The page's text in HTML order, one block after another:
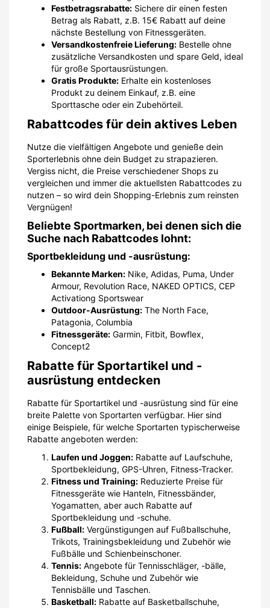
Festbetragsrabatte: Sichere dir einen festen
Betrag als Rabatt, z.B. 15€ Rabatt auf deine
nächste Bestellung von Fitnessgeräten.
Versandkostenfreie Lieferung: Bestelle ohne
zusätzliche Versandkosten und spare Geld, ideal
für große Sportausrüstungen.
Gratis Produkte: Erhalte ein kostenloses
Produkt zu deinem Einkauf, z.B. eine
Sporttasche oder ein Zubehörteil.
Rabattcodes für dein aktives Leben
Nutze die vielfältigen Angebote und genieße dein
Sporterlebnis ohne dein Budget zu strapazieren.
Vergiss nicht, die Preise verschiedener Shops zu
vergleichen und immer die aktuellsten Rabattcodes zu
nutzen – so wird dein Shopping-Erlebnis zum reinsten
Vergnügen!
Beliebte Sportmarken, bei denen sich die
Suche nach Rabattcodes lohnt:
Sportbekleidung und -ausrüstung:
Bekannte Marken: Nike, Adidas, Puma, Under
Armour, Revolution Race, NAKED OPTICS, CEP
Activationg Sportswear
Outdoor-Ausrüstung: The North Face,
Patagonia, Columbia
Fitnessgeräte: Garmin, Fitbit, Bowflex,
Concept2
Rabatte für Sportartikel und -
ausrüstung entdecken
Rabatte für Sportartikel und -ausrüstung sind für eine
breite Palette von Sportarten verfügbar. Hier sind
einige Beispiele, für welche Sportarten typischerweise
Rabatte angeboten werden:
Laufen und Joggen: Rabatte auf Laufschuhe,
Sportbekleidung, GPS-Uhren, Fitness-Tracker.
Fitness und Training: Reduzierte Preise für
Fitnessgeräte wie Hanteln, Fitnessbänder,
Yogamatten, aber auch Rabatte auf
Sportbekleidung und -schuhe.
Fußball: Vergünstigungen auf Fußballschuhe,
Trikots, Trainingsbekleidung und Zubehör wie
Fußbälle und Schienbeinschoner.
Tennis: Angebote für Tennisschläger, -bälle,
Bekleidung, Schuhe und Zubehör wie
Tennisbälle und Taschen.
Basketball: Rabatte auf Basketballschuhe,